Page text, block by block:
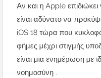
Αν και η Apple επιδιώκει
είναι αδύνατο να
iOS 18 τώρα που
φήμες μέχρι στιγμής
είναι μια ενημέρωση με
νοημοσύνη .